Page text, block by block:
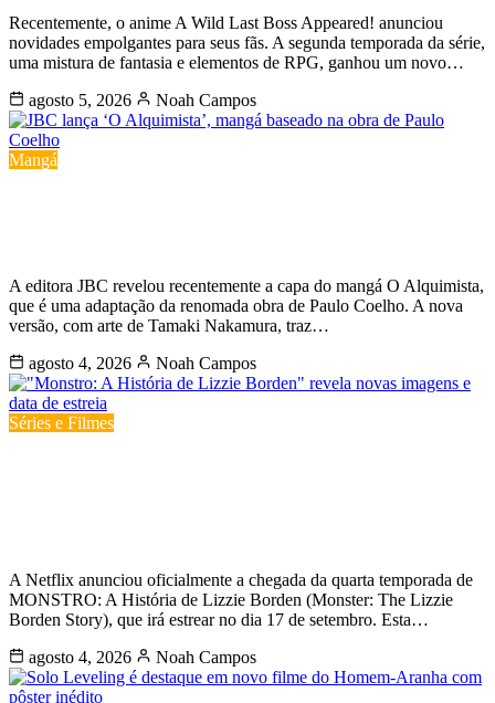
Recentemente, o anime A Wild Last Boss Appeared! anunciou
novidades empolgantes para seus fãs. A segunda temporada da série,
uma mistura de fantasia e elementos de RPG, ganhou um novo…
agosto 5, 2026
Noah Campos
Mangá
A editora JBC revelou recentemente a capa do mangá O Alquimista,
que é uma adaptação da renomada obra de Paulo Coelho. A nova
versão, com arte de Tamaki Nakamura, traz…
agosto 4, 2026
Noah Campos
Séries e Filmes
A Netflix anunciou oficialmente a chegada da quarta temporada de
MONSTRO: A História de Lizzie Borden (Monster: The Lizzie
Borden Story), que irá estrear no dia 17 de setembro. Esta…
agosto 4, 2026
Noah Campos